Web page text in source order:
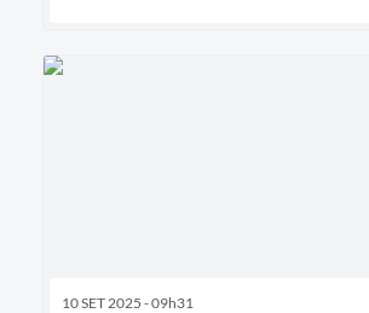
10 SET 2025 - 09h31